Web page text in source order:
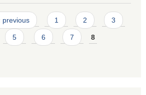
previous 1 2 3
5 6 7 8